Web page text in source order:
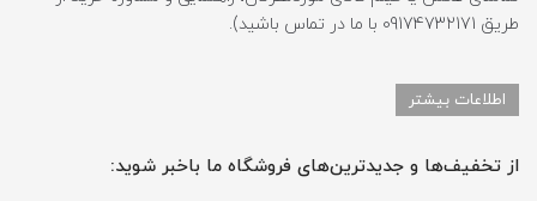
طریق 09174732171 با ما در تماس باشید).
اطلاعات بیشتر
از تخفیف‌ها و جدیدترین‌های فروشگاه ما باخبر شوید: